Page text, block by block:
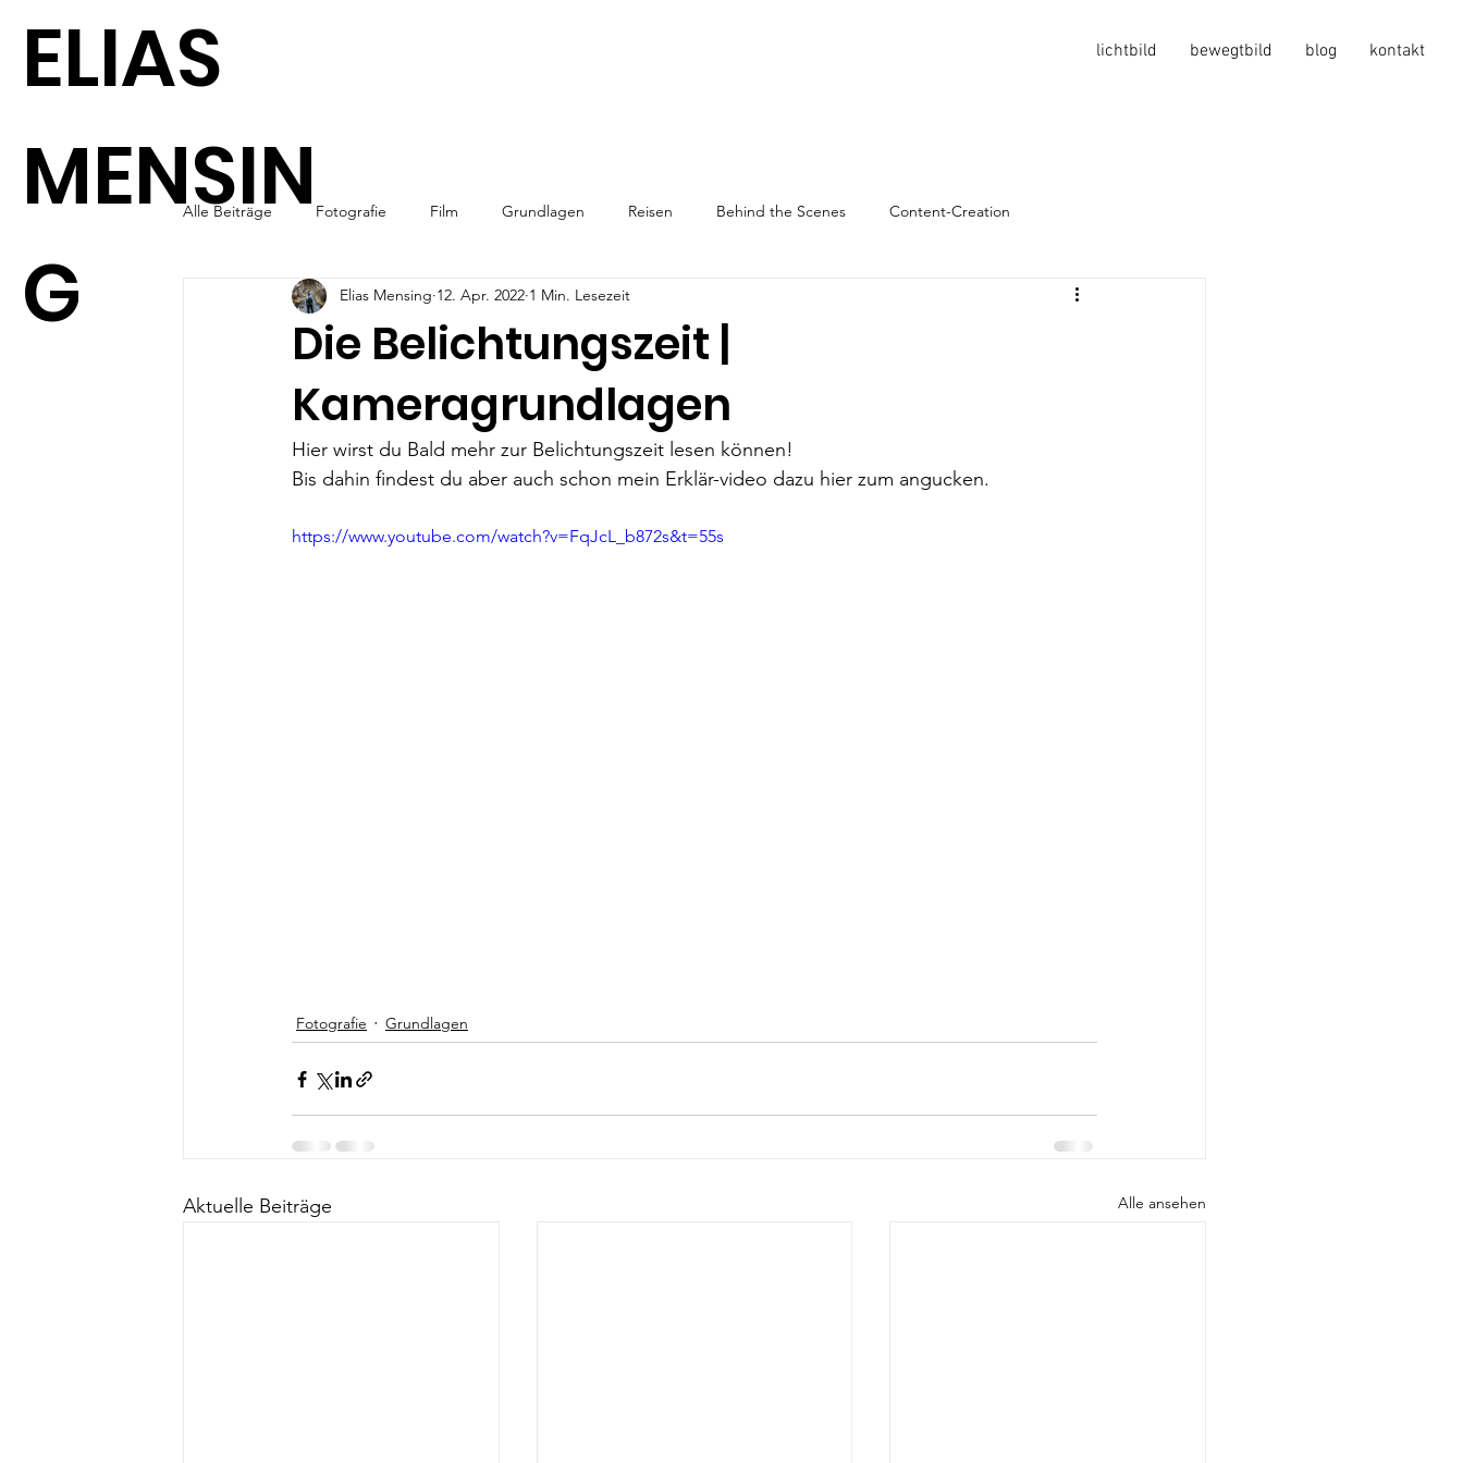
lichtbild bewegtbild blog kontakt
ELIAS
MENSIN
G
Alle Beiträge Fotografie Film Grundlagen Reisen Behind the Scenes Content-Creation
Die Belichtungszeit |
Kameragrundlagen
Elias Mensing 12. Apr. 2022 1 Min. Lesezeit
Hier wirst du Bald mehr zur Belichtungszeit lesen können!
Bis dahin findest du aber auch schon mein Erklär-video dazu hier zum angucken.
https://www.youtube.com/watch?v=FqJcL_b872s&t=55s
Fotografie Grundlagen
Aktuelle Beiträge Alle ansehen